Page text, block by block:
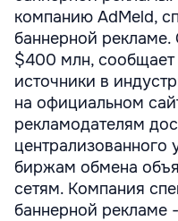
компанию AdMeld,
баннерной
$400 млн, сообщает
источники в
на официальном
рекламодателям
централизованного
биржам обмена
сетям. Компания
баннерной рекламе